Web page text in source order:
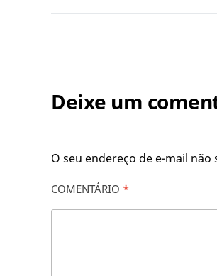
Deixe um
O seu endereço de e-mail não
COMENTÁRIO *